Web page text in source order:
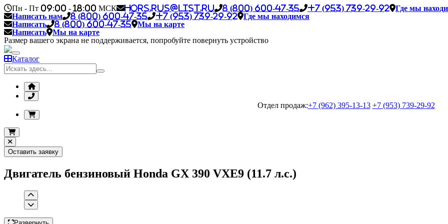
Пн - Пт 09:00 - 18:00 МСК hors.rus@list.ru 8 (800) 600-47-35 +7 (953) 739-29-92
Где мы
Написать нам
8 (800) 600-47-35 +7 (953) 739-29-92
Где мы находимся
Написать
8 (800) 600-47-35
Мы на карте
Написать
Мы на карте
Размер вашего экрана не поддерживается, попробуйте повернуть устройство
Каталог
Отдел продаж:+7 (962) 395-13-13 +7 (953) 739-29-92
Оставить заявку
Двигатель бензиновый Honda GX 390 VXE9 (11.7 л.с.)